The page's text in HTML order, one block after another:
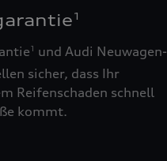
1
1
und Audi Neuwagen-
sicher, dass Ihr
Reifenschaden schnell
kommt.